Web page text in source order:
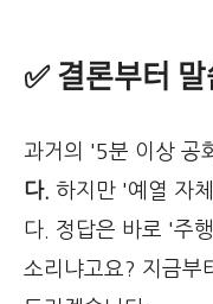
✅ 결론부터
과거의 '5분 이상 공
다. 하지만 '예열 자
다. 정답은 바로 '주
소리냐고요? 지금부